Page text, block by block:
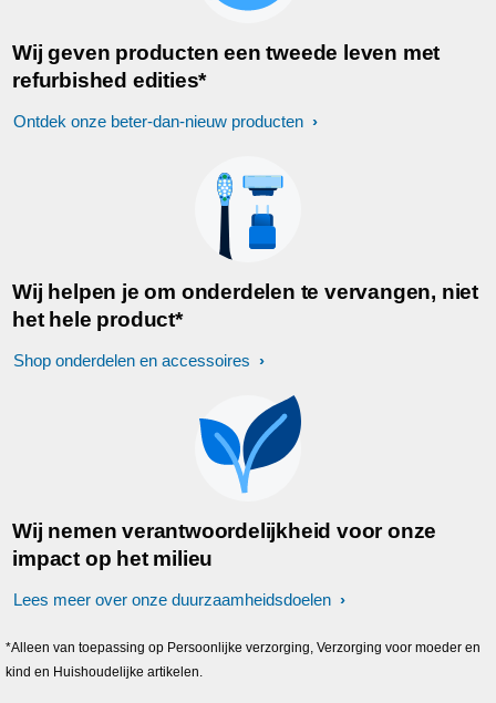
Wij geven producten een tweede leven met
refurbished edities*
Ontdek onze beter-dan-nieuw producten
Wij helpen je om onderdelen te vervangen, niet
het hele product*
Shop onderdelen en accessoires
Wij nemen verantwoordelijkheid voor onze
impact op het milieu
Lees meer over onze duurzaamheidsdoelen
*Alleen van toepassing op Persoonlijke verzorging, Verzorging voor moeder en
kind en Huishoudelijke artikelen.